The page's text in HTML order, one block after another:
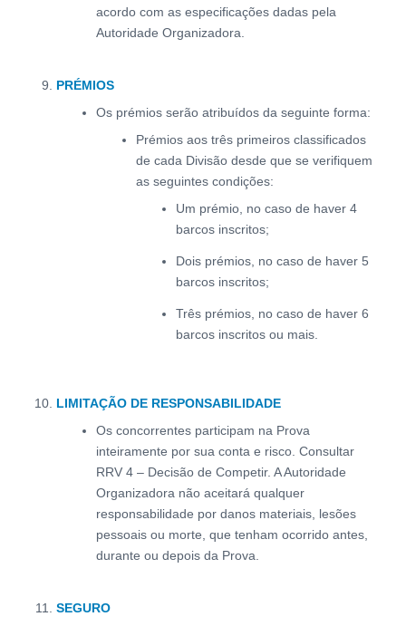
acordo com as especificações dadas pela
Autoridade Organizadora.
PRÉMIOS
Os prémios serão atribuídos da seguinte forma:
Prémios aos três primeiros classificados
de cada Divisão desde que se verifiquem
as seguintes condições:
Um prémio, no caso de haver 4
barcos inscritos;
Dois prémios, no caso de haver 5
barcos inscritos;
Três prémios, no caso de haver 6
barcos inscritos ou mais.
LIMITAÇÃO DE RESPONSABILIDADE
Os concorrentes participam na Prova
inteiramente por sua conta e risco. Consultar
RRV 4 – Decisão de Competir. A Autoridade
Organizadora não aceitará qualquer
responsabilidade por danos materiais, lesões
pessoais ou morte, que tenham ocorrido antes,
durante ou depois da Prova.
SEGURO